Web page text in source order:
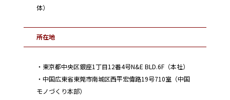
体）
所在地
・東京都中央区銀座1丁目12番4号N&E BLD.6F（本社）
・中国広東省東莞市南城区西平宏偉路19号710室（中国
モノづくり本部）